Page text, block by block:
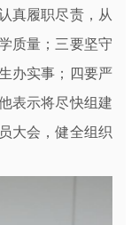
真履职尽责，从
质量；三要坚守
办实事；四要严
表示将尽快组建
大会，健全组织